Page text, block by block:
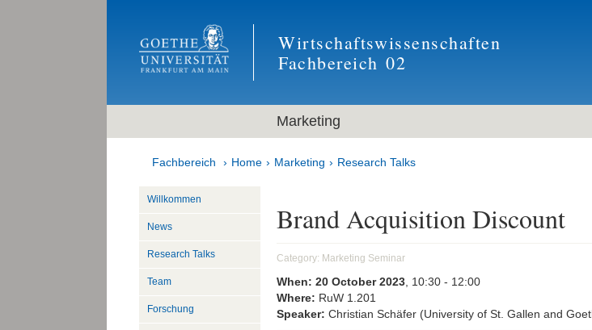
Wirtschaftswissenschaften
Fachbereich 02
Marketing
Fachbereich Home Marketing Research Talks
Brand Acquisition Discount
Category: Marketing Seminar
When: 20 October 2023 , 10:30 - 12:00
Where: RuW 1.201
Speaker: Christian Schäfer (University of St. Gallen and
Willkommen
News
Research Talks
Team
Forschung